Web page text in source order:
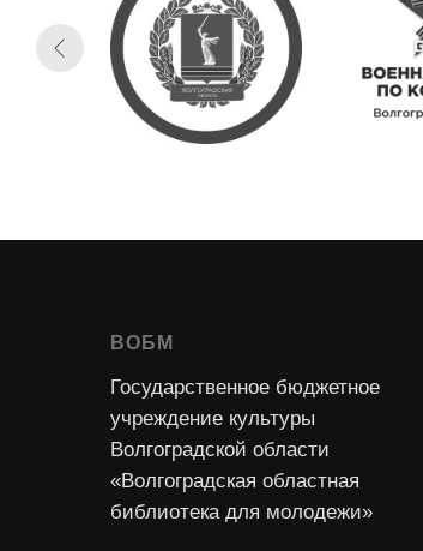
ВОБМ
Государственное бюджетное
учреждение культуры
Волгоградской области
«Волгоградская областная
библиотека для молодежи»